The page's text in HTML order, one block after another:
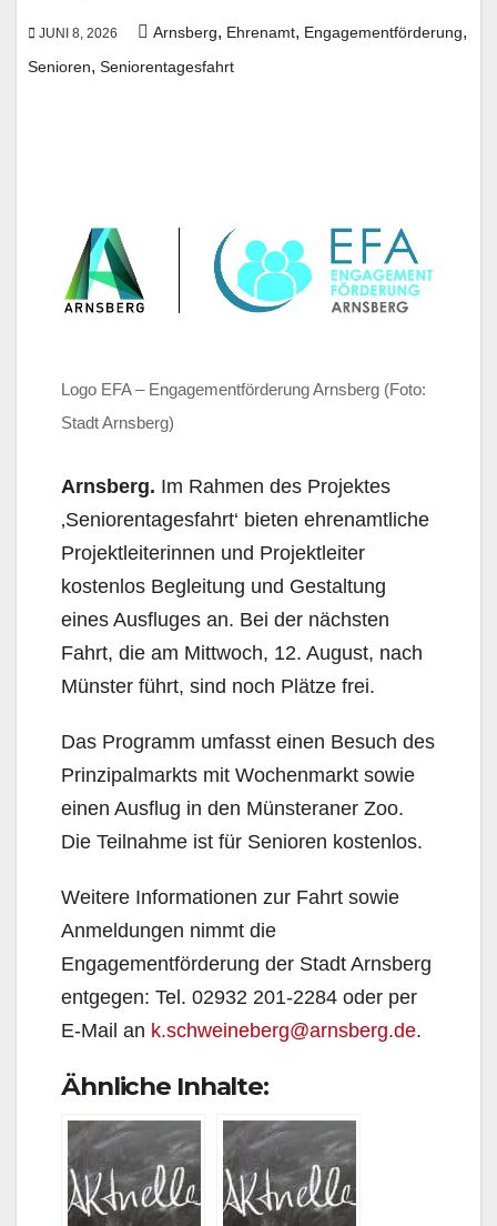
JUNI 8, 2026 Arnsberg, Ehrenamt, Engagementförderung,
Senioren, Seniorentagesfahrt
Logo EFA – Engagementförderung Arnsberg (Foto:
Stadt Arnsberg)
Arnsberg. Im Rahmen des Projektes
‚Seniorentagesfahrt‘ bieten ehrenamtliche
Projektleiterinnen und Projektleiter
kostenlos Begleitung und Gestaltung
eines Ausfluges an. Bei der nächsten
Fahrt, die am Mittwoch, 12. August, nach
Münster führt, sind noch Plätze frei.
Das Programm umfasst einen Besuch des
Prinzipalmarkts mit Wochenmarkt sowie
einen Ausflug in den Münsteraner Zoo.
Die Teilnahme ist für Senioren kostenlos.
Weitere Informationen zur Fahrt sowie
Anmeldungen nimmt die
Engagementförderung der Stadt Arnsberg
entgegen: Tel. 02932 201-2284 oder per
E-Mail an k.schweineberg@arnsberg.de.
Ähnliche Inhalte: